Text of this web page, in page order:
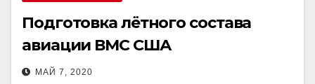
Подготовка лётного состава
авиации ВМС США
МАЙ 7, 2020